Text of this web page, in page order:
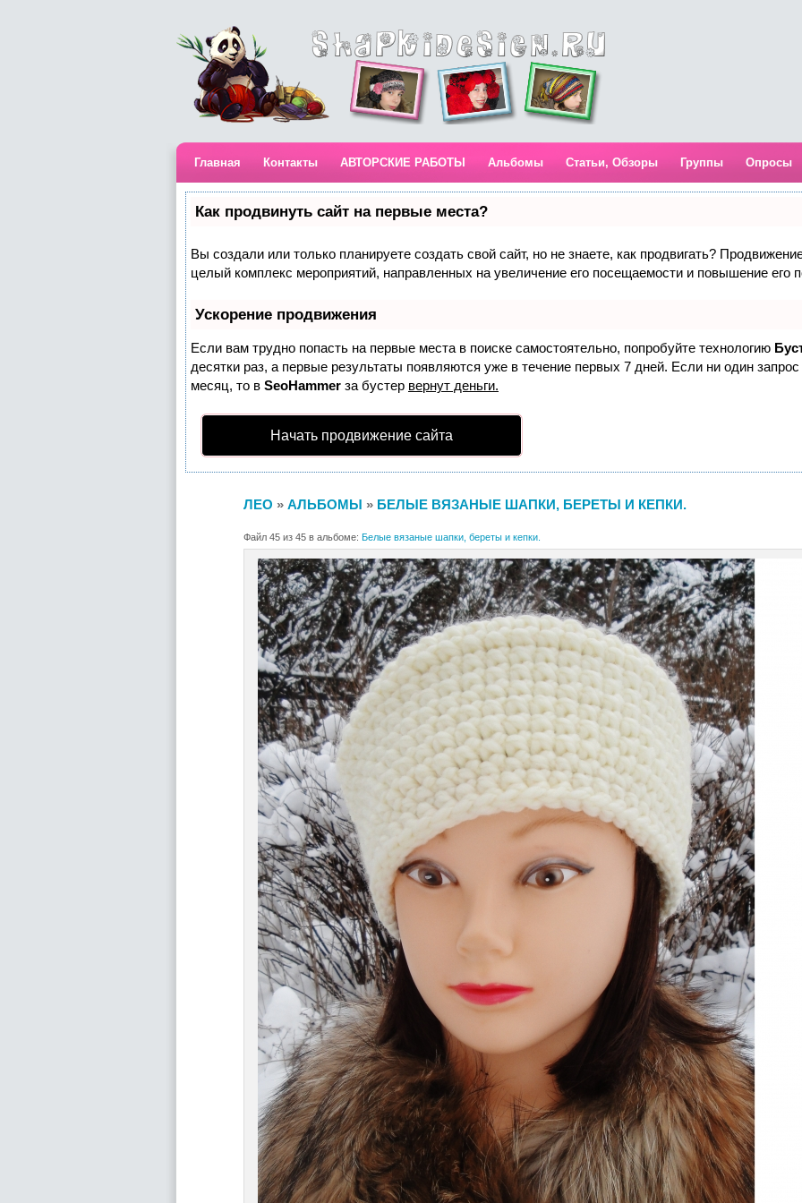
Главная Контакты АВТОРСКИЕ РАБОТЫ Альбомы Статьи, Обзоры Группы Опросы
Как продвинуть сайт на первые места?
Вы создали или только планируете создать свой сайт, но не знаете, как продвигать?
целый комплекс мероприятий, направленных на увеличение его посещаемости и повышение его
Ускорение продвижения
Если вам трудно попасть на первые места в поиске самостоятельно, попробуйте технологию
десятки раз, а первые результаты появляются уже в течение первых 7 дней. Если ни один
месяц, то в SeoHammer за бустер вернут деньги.
Начать продвижение сайта
ЛЕО » АЛЬБОМЫ » БЕЛЫЕ ВЯЗАНЫЕ ШАПКИ, БЕРЕТЫ И КЕПКИ.
Файл 45 из 45 в альбоме: Белые вязаные шапки, береты и кепки.